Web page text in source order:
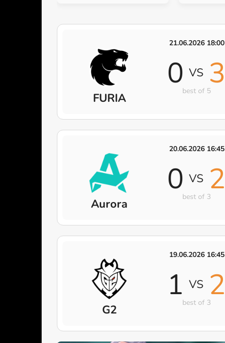
21.06.2026 18:00
FURIA
0 VS 3
best of 5
20.06.2026 16:45
Aurora
0 VS 2
best of 3
19.06.2026 16:45
G2
1 VS 2
best of 3